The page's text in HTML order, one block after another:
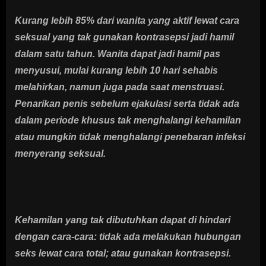
Kurang lebih 85% dari wanita yang aktif lewat cara
seksual yang tak gunakan kontrasepsi jadi hamil
dalam satu tahun. Wanita dapat jadi hamil pas
menyusui, mulai kurang lebih 10 hari sehabis
melahirkan, namun juga pada saat menstruasi.
Penarikan penis sebelum ejakulasi serta tidak ada
dalam periode khusus tak menghalangi kehamilan
atau mungkin tidak menghalangi penebaran infeksi
menyerang seksual.
Kehamilan yang tak dibutuhkan dapat di hindari
dengan cara-cara: tidak ada melakukan hubungan
seks lewat cara total; atau gunakan kontrasepsi.